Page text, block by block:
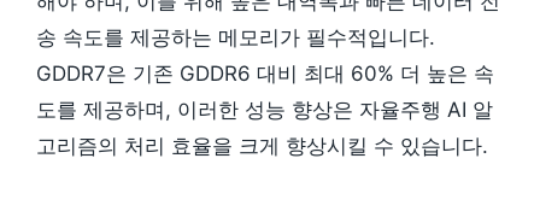
송 속도를 제공하는 메모리가 필수적입니다.
GDDR7은 기존 GDDR6 대비 최대 60% 더 높은 속
도를 제공하며, 이러한 성능 향상은 자율주행 AI 알
고리즘의 처리 효율을 크게 향상시킬 수 있습니다.